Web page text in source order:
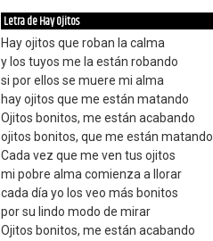
Letra de Hay Ojitos
Hay ojitos que roban la calma
y los tuyos me la están robando
si por ellos se muere mi alma
hay ojitos que me están matando
Ojitos bonitos, me están acabando
ojitos bonitos, que me están matando
Cada vez que me ven tus ojitos
mi pobre alma comienza a llorar
cada día yo los veo más bonitos
por su lindo modo de mirar
Ojitos bonitos, me están acabando